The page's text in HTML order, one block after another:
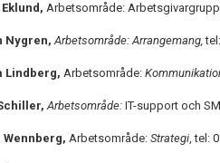
Arbetsområde:
Nygren,Arbetsområde: Arrangemang,
Lindberg, Arbetsområde:
Arbetsområde: IT-support och
Wennberg, Arbetsområde: Strategi, tel: